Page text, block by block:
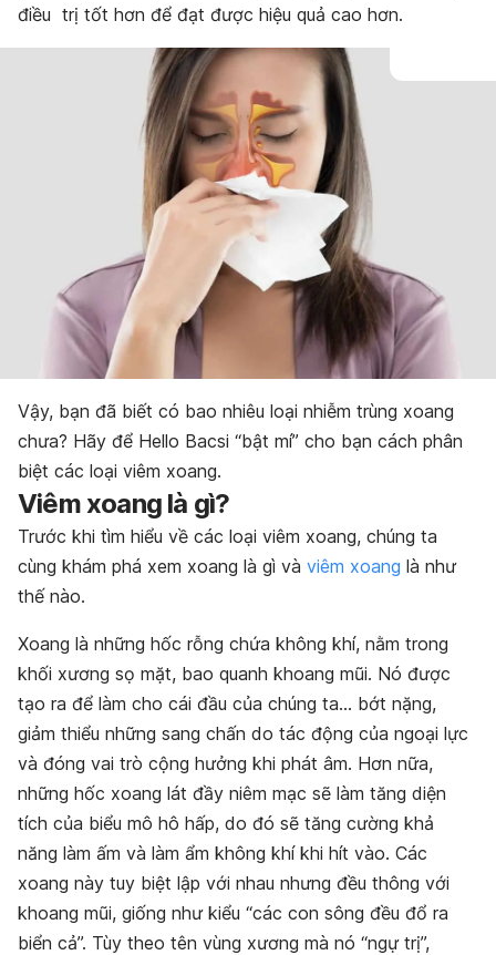
điều trị tốt hơn để đạt được hiệu quả cao hơn.
Vậy, bạn đã biết có bao nhiêu loại nhiễm trùng xoang
chưa? Hãy để Hello Bacsi “bật mí” cho bạn cách phân
biệt các loại viêm xoang.
Viêm xoang là gì?
Trước khi tìm hiểu về các loại viêm xoang, chúng ta
cùng khám phá xem xoang là gì và viêm xoang là như
thế nào.
Xoang là những hốc rỗng chứa không khí, nằm trong
khối xương sọ mặt, bao quanh khoang mũi. Nó được
tạo ra để làm cho cái đầu của chúng ta… bớt nặng,
giảm thiểu những sang chấn do tác động của ngoại lực
và đóng vai trò cộng hưởng khi phát âm. Hơn nữa,
những hốc xoang lát đầy niêm mạc sẽ làm tăng diện
tích của biểu mô hô hấp, do đó sẽ tăng cường khả
năng làm ấm và làm ẩm không khí khi hít vào. Các
xoang này tuy biệt lập với nhau nhưng đều thông với
khoang mũi, giống như kiểu “các con sông đều đổ ra
biển cả”. Tùy theo tên vùng xương mà nó “ngự trị”,